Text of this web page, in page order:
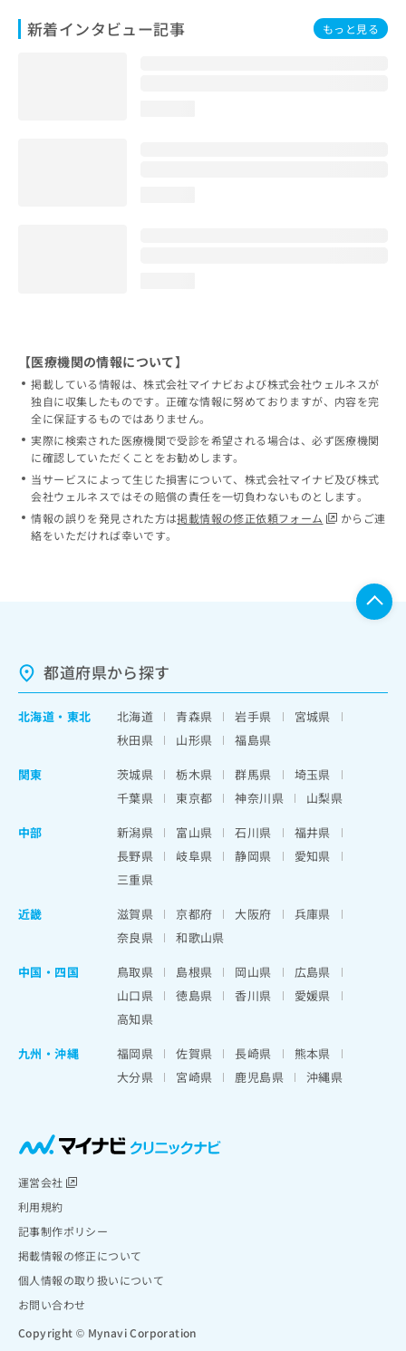
新着インタビュー記事 もっと見る
【医療機関の情報について】
掲載している情報は、株式会社マイナビおよび株式会社ウェルネスが
独自に収集したものです。正確な情報に努めておりますが、内容を完
全に保証するものではありません。
実際に検索された医療機関で受診を希望される場合は、必ず医療機関
に確認していただくことをお勧めします。
当サービスによって生じた損害について、株式会社マイナビ及び株式
会社ウェルネスではその賠償の責任を一切負わないものとします。
情報の誤りを発見された方は掲載情報の修正依頼フォーム
からご連
絡をいただければ幸いです。
都道府県から探す
北海道 ・ 東北 北海道 青森県 岩手県
宮城県
秋田県
山形県
福島県
関東
茨城県 栃木県 群馬県
埼玉県
千葉県
東京都 神奈川県
山梨県
中部
新潟県 富山県 石川県
福井県
長野県
岐阜県 静岡県
愛知県
三重県
近畿
滋賀県 京都府 大阪府
兵庫県
奈良県
和歌山県
中国・四国
鳥取県 島根県 岡山県
広島県
山口県
徳島県 香川県
愛媛県
高知県
九州・沖縄
福岡県 佐賀県 長崎県
熊本県
大分県
宮崎県 鹿児島県 沖縄県
運営会社
利用規約
記事制作ポリシー
掲載情報の修正について
個人情報の取り扱いについて
お問い合わせ
Copyright © Mynavi Corporation